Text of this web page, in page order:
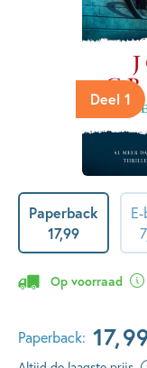
Deel 1
Paperback
17,99
7
Op voorraad
Paperback: 17,